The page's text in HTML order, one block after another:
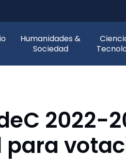
Humanidades &
Sociedad
2022-
para